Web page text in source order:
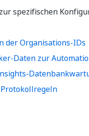
spezifischen
der Organisations-IDs
Daten zur